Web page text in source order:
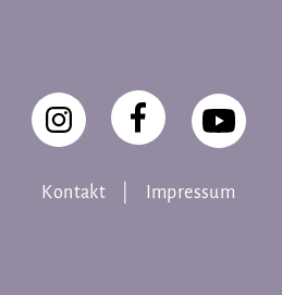
Kontakt Impressum